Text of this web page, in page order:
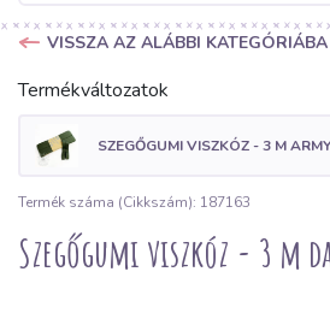
VISSZA AZ ALÁBBI
Termékváltozatok
SZEGŐGUMI VISZKÓZ - 3 M ARMY
Termék száma (Cikkszám): 187163
Szegőgumi viszkóz - 3 m